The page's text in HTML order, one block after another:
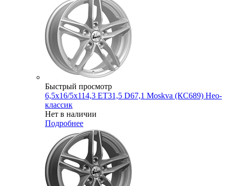
Быстрый просмотр
6,5x16/5x114,3 ET31,5 D67,1 Moskva (КС689) Нео-
классик
Нет в наличии
Подробнее